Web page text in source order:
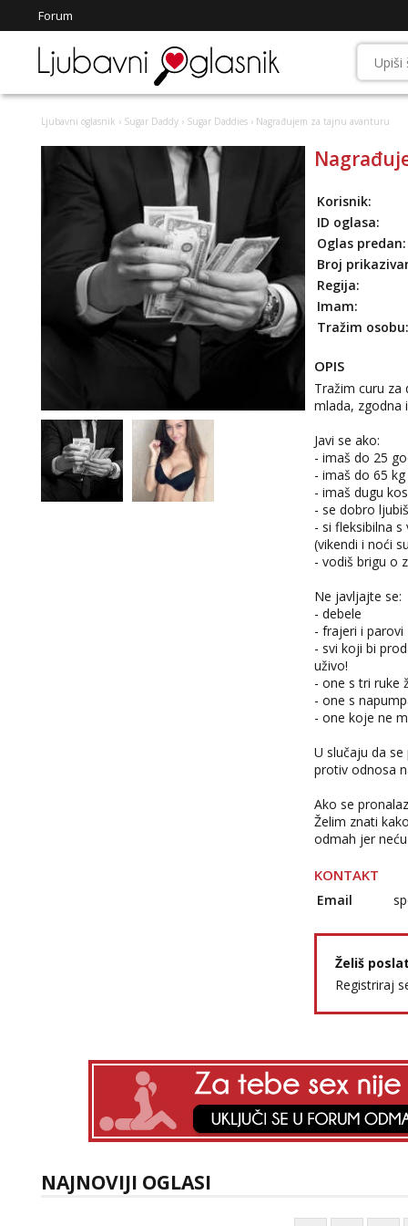
Forum
Ljubavni oglasnik › Sugar Daddy › Sugar Daddies › Nagrađujem za tajnu avanturu
Korisnik:
ID oglasa:
Oglas predan:
Broj
Regija:
Imam:
Tražim osobu:
OPIS
Tražim curu za
mlada, zgodna
Javi se ako:
- imaš do 25
- imaš do 65 kg
- imaš dugu
- se dobro ljubiš
- si fleksibilna
(vikendi i noći
- vodiš brigu o
Ne javljajte se:
- debele
- frajeri i parovi
- svi koji bi
uživo!
- one s tri ruke
- one s
- one koje ne
U slučaju da
protiv odnosa
Ako se
Želim znati
odmah jer
KONTAKT
Email
Želiš
Registriraj
NAJNOVIJI OGLASI